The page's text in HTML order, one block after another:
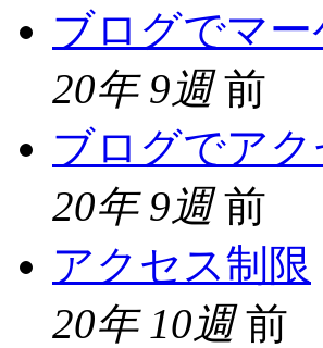
ブログでマー
20年 9週前
ブログでアク
20年 9週前
アクセス制限
20年 10週前